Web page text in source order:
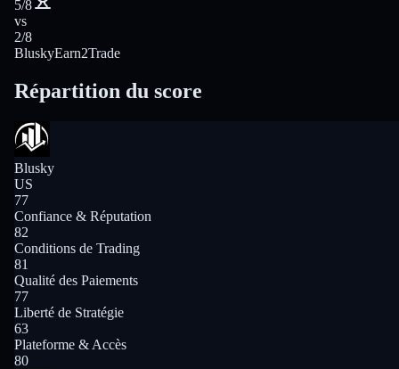
5/8
vs
2/8
BluskyEarn2Trade
Répartition du score
Blusky
US
77
Confiance & Réputation
82
Conditions de Trading
81
Qualité des Paiements
77
Liberté de Stratégie
63
Plateforme & Accès
80